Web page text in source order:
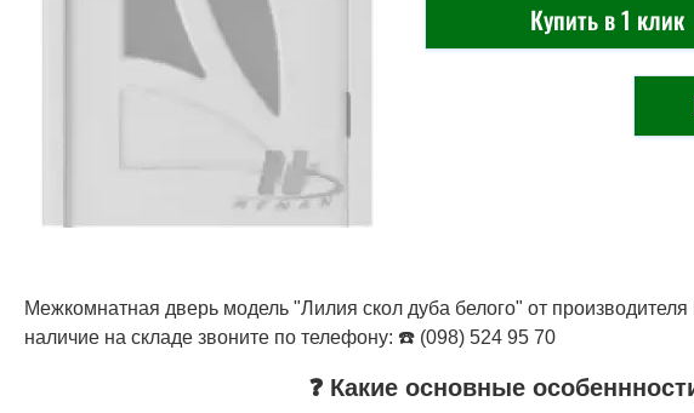
Купить в 1 клик
Межкомнатная дверь модель "Лилия скол дуба белого" от
наличие на складе звоните по телефону: ☎️ (098) 524 95 70
❓ Какие основные